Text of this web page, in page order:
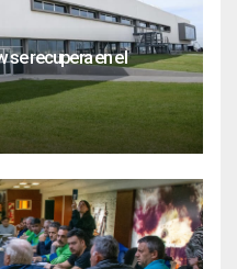
se recupera en el